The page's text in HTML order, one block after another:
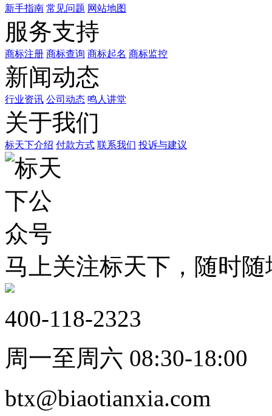
新手指南 常见问题 网站地图
服务支持
商标注册 商标查询 商标起名 商标监控
新闻动态
行业资讯 公司动态 鸣人讲堂
关于我们
标天下介绍 付款方式 联系我们 投诉与建议
马上关注标天下，随时
400-118-2323
周一至周六 08:30-18:00
btx@biaotianxia.com